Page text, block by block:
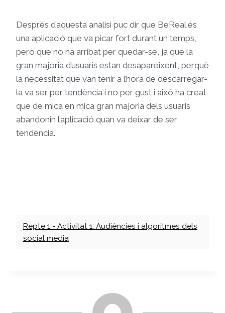
Després d’aquesta anàlisi puc dir que BeReal és
una aplicació que va picar fort durant un temps,
però que no ha arribat per quedar-se, ja que la
gran majoria d’usuaris estan desapareixent, perquè
la necessitat que van tenir a l’hora de descarregar-
la va ser per tendència i no per gust i això ha creat
que de mica en mica gran majoria dels usuaris
abandonin l’aplicació quan va deixar de ser
tendència.
Repte 1 - Activitat 1: Audiències i algoritmes dels
social media